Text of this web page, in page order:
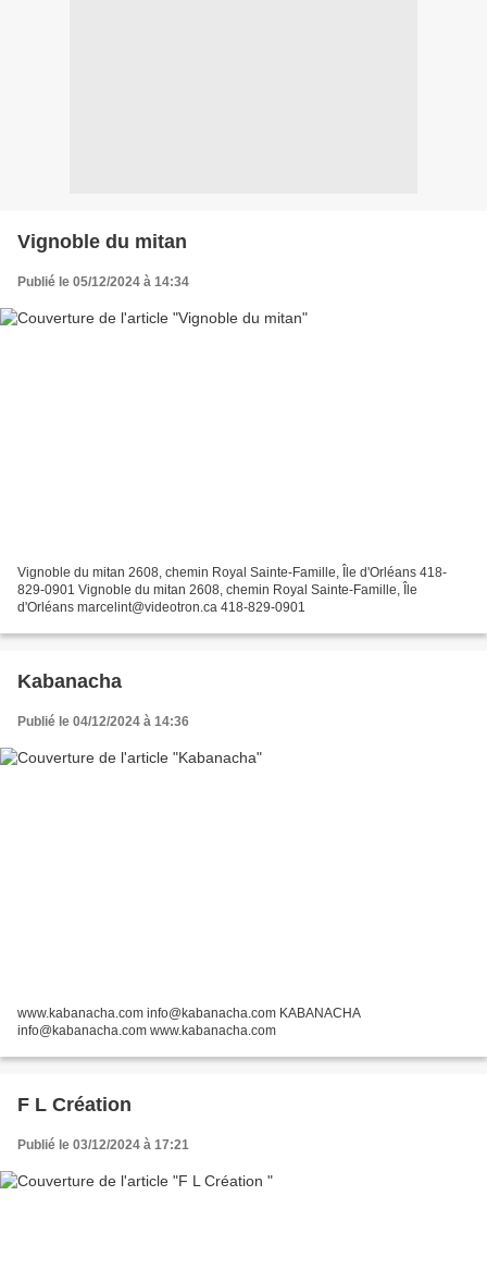
Vignoble du mitan
Publié le 05/12/2024 à 14:34
Vignoble du mitan 2608, chemin Royal Sainte-Famille, Île d'Orléans 418-
829-0901 Vignoble du mitan 2608, chemin Royal Sainte-Famille, Île
d'Orléans marcelint@videotron.ca 418-829-0901
Kabanacha
Publié le 04/12/2024 à 14:36
www.kabanacha.com info@kabanacha.com KABANACHA
info@kabanacha.com www.kabanacha.com
F L Création
Publié le 03/12/2024 à 17:21